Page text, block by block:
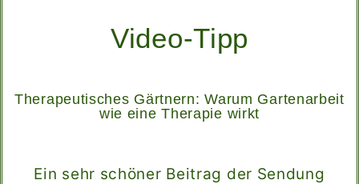
Video-Tipp
Therapeutisches Gärtnern: Warum Gartenarbeit
wie eine Therapie wirkt
Ein sehr schöner Beitrag der Sendung